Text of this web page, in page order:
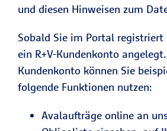
und diesen Hinweisen zum
Sobald Sie im Portal
ein R+V-Kundenkonto
Kundenkonto können Sie
folgende Funktionen nutzen:
Avalaufträge online an